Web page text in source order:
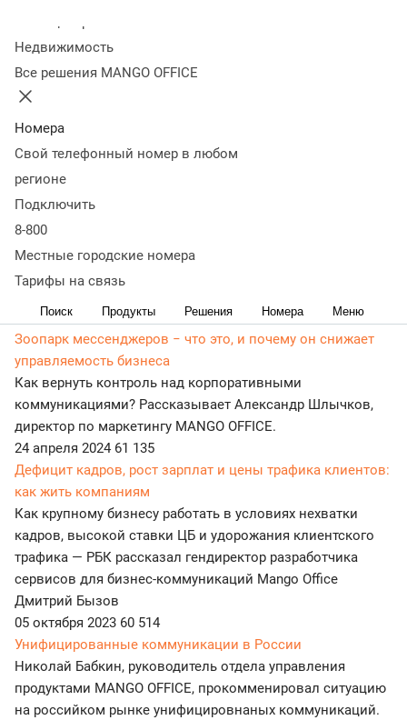
Недвижимость
Все решения MANGO OFFICE
Номера
Свой телефонный номер в любом
регионе
Подключить
8-800
Местные городские номера
Тарифы на связь
Поиск Продукты Решения Номера Меню
Статьи, обзоры, ТОПы, идеи и советы для развития
бизнеса в разделе Пресса о нас. Самая актуальная,
живая и понятная информация доступным языком.
23 декабря 2025
Алексей Горбунов, MANGO OFFICE: о больших данных,
14 декабря 2025
Эксперт MANGO OFFICE Антон Бут выступил на
конференции TAdviser «Унифицированные
коммуникации 2025»
Директор департамента развития продуктов MANGO
OFFICE рассказал представителям бизнеса о ключевых
26 сентября 20259 015
Зоопарк мессенджеров − что это, и почему он снижает
управляемость бизнеса
Как вернуть контроль над корпоративными
коммуникациями? Рассказывает Александр Шлычков,
директор по маркетингу MANGO OFFICE.
24 апреля 2024 61 135
Дефицит кадров, рост зарплат и цены трафика клиентов:
как жить компаниям
Как крупному бизнесу работать в условиях нехватки
кадров, высокой ставки ЦБ и удорожания клиентского
трафика — РБК рассказал гендиректор разработчика
сервисов для бизнес-коммуникаций Mango Office
Дмитрий Бызов
05 октября 2023 60 514
Унифицированные коммуникации в России
Николай Бабкин, руководитель отдела управления
продуктами MANGO OFFICE, прокомменировал ситуацию
на российком рынке унифицировнаных коммуникаций.